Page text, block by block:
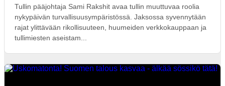
Tullin pääjohtaja Sami Rakshit avaa tullin muuttuvaa roolia
nykypäivän turvallisuusympäristössä. Jaksossa syvennytään
rajat ylittävään rikollisuuteen, huumeiden verkkokauppaan ja
tullimiesten aseistam...